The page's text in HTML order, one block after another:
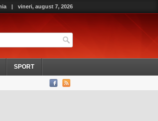
| vineri, august 7, 2026
SPORT